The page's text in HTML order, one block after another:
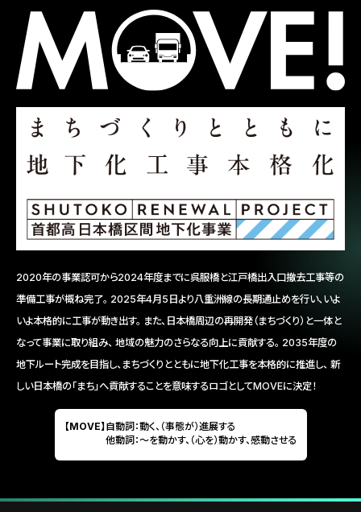
2020年の事業認可から2024年度までに呉服橋と江戸橋出入口撤去工事等の
準備工事が概ね完了。 2025年4月5日より八重洲線の長期通止めを行い、いよ
いよ本格的に工事が動き出す。 また、日本橋周辺の再開発（まちづくり）と一体と
なって事業に取り組み、 地域の魅力のさらなる向上に貢献する。 2035年度の
地下ルート完成を目指し、まちづくりとともに地下化工事を本格的に推進し、 新
しい日本橋の「まち」へ貢献することを意味するロゴとしてMOVEに決定！
【MOVE】 自動詞：動く、（事態が）進展する
他動詞：〜を動かす、（心を）動かす、感動させる